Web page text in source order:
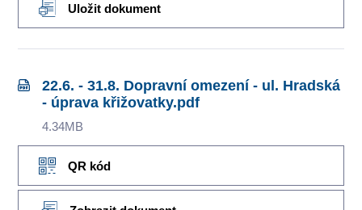
Uložit dokument
22.6. - 31.8. Dopravní omezení - ul. Hradská
- úprava křižovatky.pdf
4.34MB
QR kód